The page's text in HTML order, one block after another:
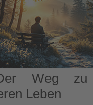
Weg zu
Leben